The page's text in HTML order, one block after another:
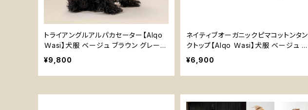
トライアングルアルパカセーター【Alqo
Ｗasi】犬服 ベージュ ブラウン グレー
ペルーアルパカセーター
¥9,800
ネイティブオーガニックピマコットンタン
クトップ【Alqo Ｗasi】犬服 ベージュ ブ
ラウン ストライプ ボーダー GOTS認証1
00%オーガニックコットン
¥6,900